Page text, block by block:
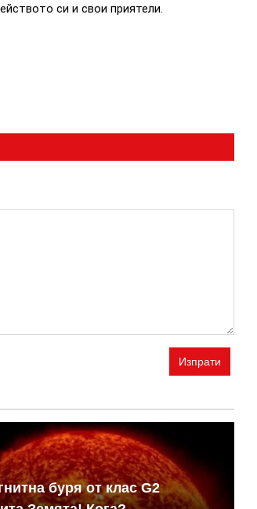
си и свои приятели.
Изпрати
буря от клас G2